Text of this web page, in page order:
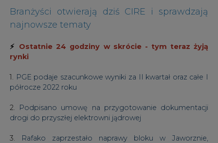
Branżyści otwierają dziś CIRE i sprawdzają
najnowsze tematy
⚡ Ostatnie 24 godziny w skrócie - tym teraz żyją
rynki
1.
PGE podaje szacunkowe wyniki za II kwartał oraz całe I
półrocze 2022 roku
2. Podpisano umowę na przygotowanie dokumentacji
drogi do przyszłej elektrowni jądrowej
3.
Rafako zaprzestało naprawy bloku w Jaworznie,